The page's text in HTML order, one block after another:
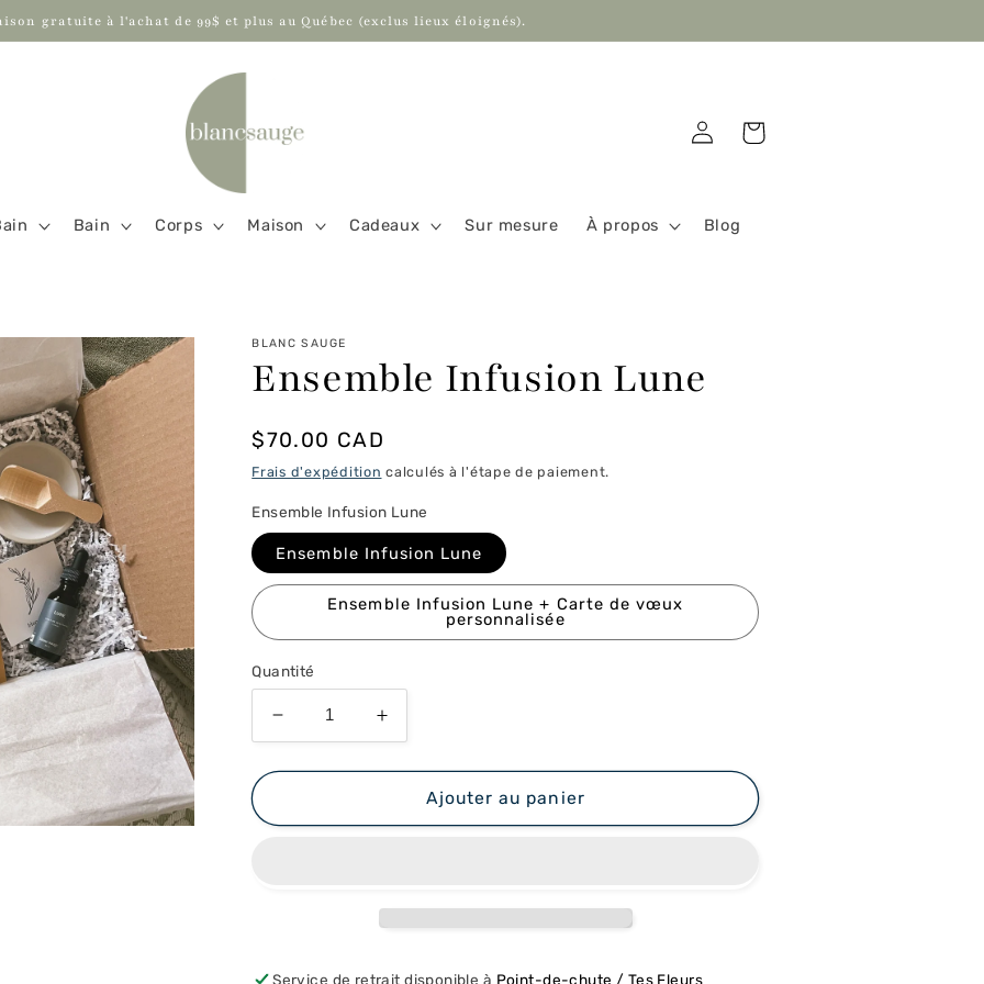
gratuite à l'achat de 99$ et plus au Québec (exclus lieux éloignés).
Bain Corps Maison Cadeaux Sur mesure À propos Blog
ConnexionPanier
BLANC SAUGE
Ensemble Infusion Lune
Prix
habituel
$70.00 CAD
Frais d'expédition calculés à l'étape de paiement.
Ensemble Infusion Lune
Ensemble Infusion Lune
Ensemble Infusion Lune + Carte de vœux
personnalisée
Quantité
Réduire
la
quantité
Ensemble
Augmenter
la
quantité
Ensemble
Ajouter au panier
Service de retrait disponible à Point-de-chute / Tes Fleurs